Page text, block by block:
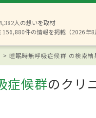
人の想いを取材
156,880件の情報を掲載（2026年8
睡眠時無呼吸症候群 の検索結
症候群のクリ